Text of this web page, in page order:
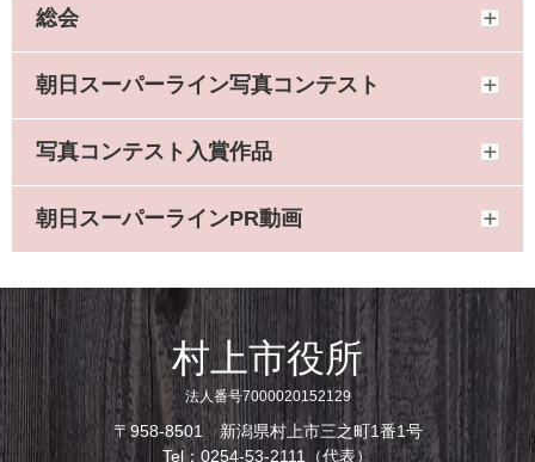
総会
朝日スーパーライン写真コンテスト
写真コンテスト入賞作品
朝日スーパーラインPR動画
村上市役所
法人番号7000020152129
〒958-8501 新潟県村上市三之町1番1号
Tel：0254-53-2111（代表）